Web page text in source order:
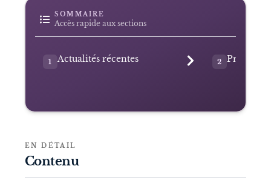
SOMMAIRE
Accès rapide aux sections
1 Actualités récentes 2
EN DÉTAIL
Contenu